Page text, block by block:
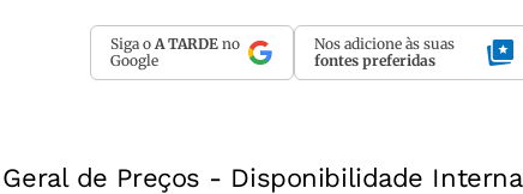
Siga o A TARDE no
Google
Nos adicione às suas
fontes preferidas
de Preços - Disponibilidade Interna